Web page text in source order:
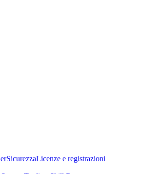
SicurezzaLicenze e registrazioni